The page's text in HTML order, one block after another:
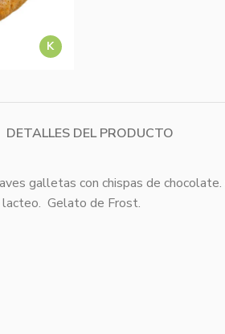
K
DETALLES DEL PRODUCTO
galletas con chispas de
lacteo. Gelato de Frost.